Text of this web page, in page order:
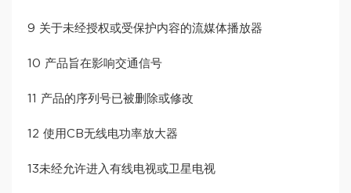
9 关于未经授权或受保护内容的流媒体播放器
10 产品旨在影响交通信号
11 产品的序列号已被删除或修改
12 使用CB无线电功率放大器
13未经允许进入有线电视或卫星电视